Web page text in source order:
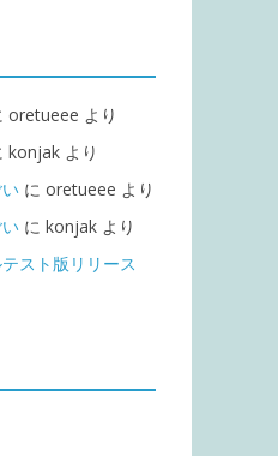
oretueee より
konjak より
に oretueee より
に konjak より
スト版リリース